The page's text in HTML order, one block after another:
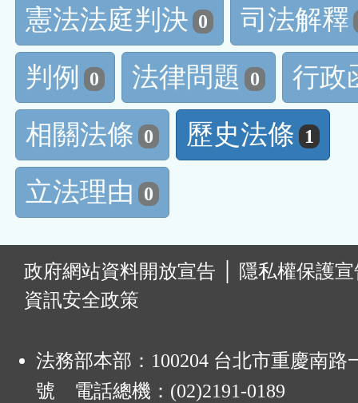
憲法法庭判決 0
司法解釋
判例
0 法律問題 0
行政
相關法條 0 歷史法條 1
立法理由 0
政府網站資料開放宣告
隱私權保護
資訊安全政策
法務部本部：100204 台北市重慶南路
號 電話總機：(02)2191-0189